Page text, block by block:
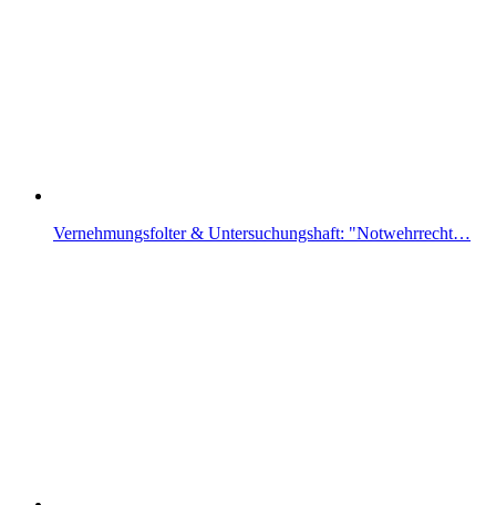
Vernehmungsfolter & Untersuchungshaft: "Notwehrrecht…